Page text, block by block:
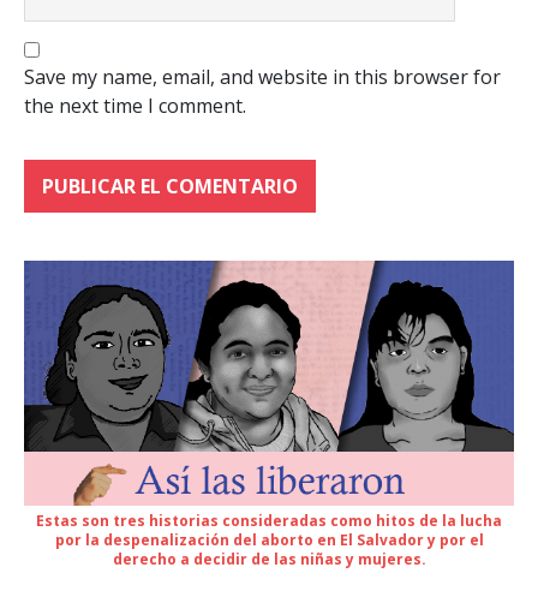
Save my name, email, and website in this browser for
the next time I comment.
Estas son tres historias consideradas como hitos de la lucha
por la despenalización del aborto en El Salvador y por el
derecho a decidir de las niñas y mujeres.